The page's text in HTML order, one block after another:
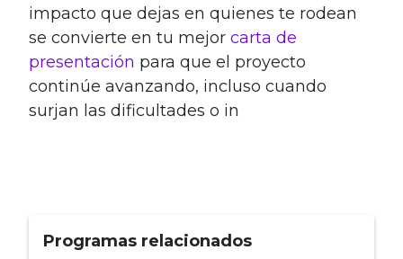
impacto que dejas en quienes te rodean
se convierte en tu mejor carta de
presentación para que el proyecto
continúe avanzando, incluso cuando
surjan las dificultades o in
Programas relacionados